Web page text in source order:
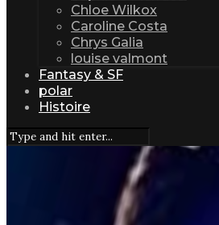
Chloe Wilkox
Caroline Costa
Chrys Galia
louise valmont
Fantasy & SF
polar
Histoire